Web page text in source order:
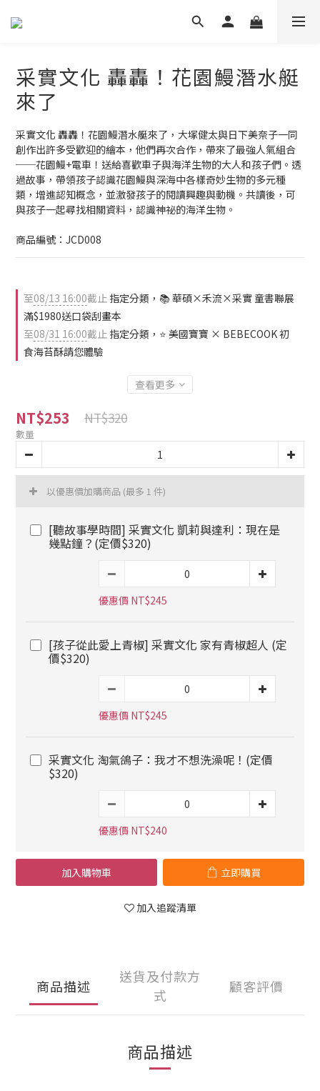
采實文化 轟轟！花園鰻潛水艇
來了
采實文化 轟轟！花園鰻潛水艇來了，大塚健太與日下美奈子一同
創作出許多受歡迎的繪本，他們再次合作，帶來了最強人氣組合
──花園鰻+電車！送給喜歡車子與海洋生物的大人和孩子們。透
過故事，帶領孩子認識花園鰻與深海中各樣奇妙生物的多元種
類，增進認知概念，並激發孩子的閱讀興趣與動機。共讀後，可
與孩子一起尋找相關資料，認識神祕的海洋生物。
商品編號：JCD008
至08/13 16:00截止 指定分類，📚 華碩×禾流×采實 童書聯展
滿$1980送口袋刮畫本
至08/31 16:00截止 指定分類，⭐ 美國寶寶 × BEBECOOK 初
食海苔酥請您體驗
查看更多
NT$253 NT$320
數量
以優惠價加購商品 (最多 1 件)
[聽故事學時間] 采實文化 凱莉與達利：現在是
幾點鐘？(定價$320)
優惠價 NT$245
[孩子從此愛上青椒] 采實文化 家有青椒超人 (定
價$320)
優惠價 NT$245
采實文化 淘氣鴿子：我才不想洗澡呢！(定價
$320)
優惠價 NT$240
加入購物車 立即購買
加入追蹤清單
商品描述
送貨及付款方
式
顧客評價
商品描述